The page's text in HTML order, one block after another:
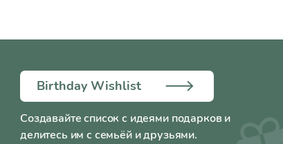
Birthday Wishlist
Создавайте список с идеями подарков и
делитесь им с семьёй и друзьями.